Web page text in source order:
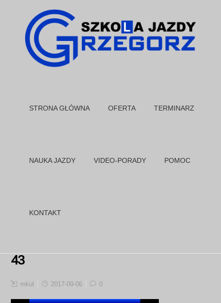
STRONA GŁÓWNA OFERTA TERMINARZ
NAUKA JAZDY VIDEO-PORADY POMOC
KONTAKT
43
mkul 2017-09-06 0